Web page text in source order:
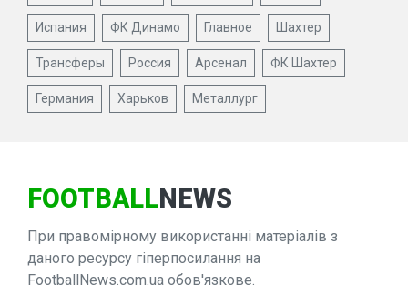
Испания ФК Динамо Главное Шахтер
Трансферы Россия Арсенал ФК Шахтер
Германия Харьков Металлург
FOOTBALLNEWS
При правомірному використанні матеріалів з
даного ресурсу гіперпосилання на
FootballNews.com.ua обов'язкове.